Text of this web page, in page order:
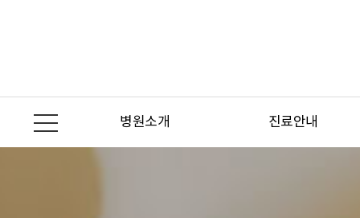
병원소개 진료안내